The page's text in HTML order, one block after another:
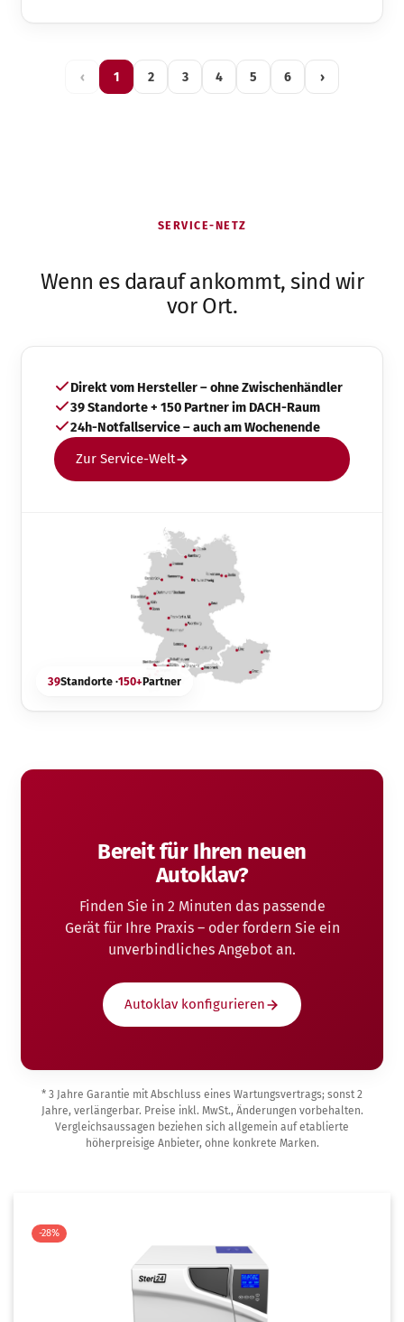
‹ 1 2 3 4 5 6 ›
SERVICE-NETZ
Wenn es darauf ankommt, sind wir
vor Ort.
Direkt vom Hersteller – ohne Zwischenhändler
39 Standorte + 150 Partner im DACH-Raum
24h-Notfallservice – auch am Wochenende
Zur Service-Welt
39Standorte ·150+Partner
Bereit für Ihren neuen
Autoklav?
Finden Sie in 2 Minuten das passende
Gerät für Ihre Praxis – oder fordern Sie ein
unverbindliches Angebot an.
Autoklav konfigurieren
* 3 Jahre Garantie mit Abschluss eines Wartungsvertrags; sonst 2
Jahre, verlängerbar. Preise inkl. MwSt., Änderungen vorbehalten.
Vergleichsaussagen beziehen sich allgemein auf etablierte
höherpreisige Anbieter, ohne konkrete Marken.
-28%